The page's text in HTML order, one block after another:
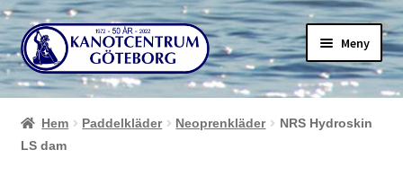
Hoppa
till
navigering
Hoppa
till
innehåll
Meny
Hem Paddelkläder Neoprenkläder
NRS Hydroskin
LS dam